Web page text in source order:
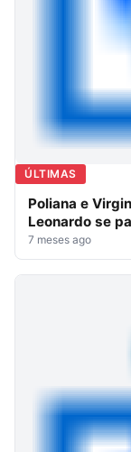
ÚLTIMAS
Poliana e
Leonardo se
7 meses ago